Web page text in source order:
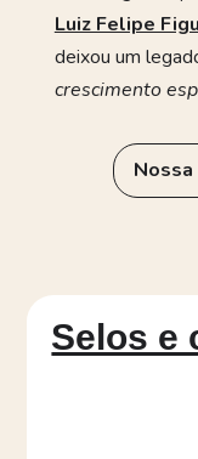
Luiz Felipe
deixou um
crescimento
Selos e